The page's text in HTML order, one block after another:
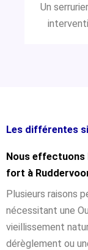
Un
Les différentes
Nous effectuons
fort à
Plusieurs raisons
nécessitant une
vieillissement
dérèglement ou